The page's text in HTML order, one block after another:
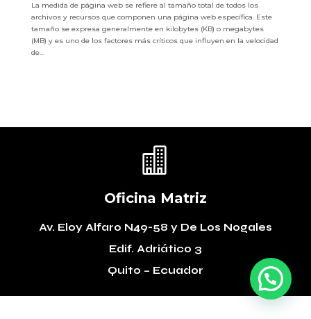
La medida de página web se refiere al tamaño total de todos los
archivos y recursos que componen una página web específica. Este
tamaño se expresa generalmente en kilobytes (KB) o megabytes
(MB) y es uno de los factores más críticos que influyen en la velocidad
de...

Oficina Matriz
Av. Eloy Alfaro N49-58 y De Los Nogales
Edif. Adriático 3
Quito – Ecuador